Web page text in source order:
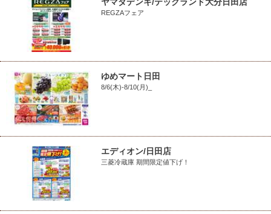
REGZAフェア
ゆめマート日田
8/6(木)-8/10(月)_
エディオン/日田店
三菱冷蔵庫 期間限定値下げ！